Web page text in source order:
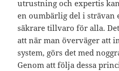
utrustning och expertis
en oumbärlig del i strävan
säkrare tillvaro för alla.
att när man överväger att
system, görs det med
Genom att följa dessa